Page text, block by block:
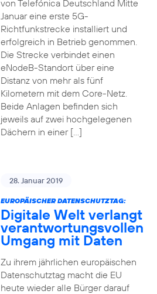
von Telefónica Deutschland Mitte
Januar eine erste 5G-
Richtfunkstrecke installiert und
erfolgreich in Betrieb genommen.
Die Strecke verbindet einen
eNodeB-Standort über eine
Distanz von mehr als fünf
Kilometern mit dem Core-Netz.
Beide Anlagen befinden sich
jeweils auf zwei hochgelegenen
Dächern in einer […]
28. Januar 2019
EUROPÄISCHER DATENSCHUTZTAG:
Digitale Welt verlangt
verantwortungsvollen
Umgang mit Daten
Zu ihrem jährlichen europäischen
Datenschutztag macht die EU
heute wieder alle Bürger darauf